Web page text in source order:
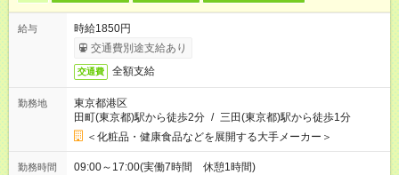
給与
時給1850円
交通費別途支給あり
交通費 全額支給
勤務地
東京都港区
田町(東京都)駅から徒歩2分 / 三田(東京都)駅から徒歩1分
＜化粧品・健康食品などを展開する大手メーカー＞
勤務時間 09:00～17:00(実働7時間 休憩1時間)